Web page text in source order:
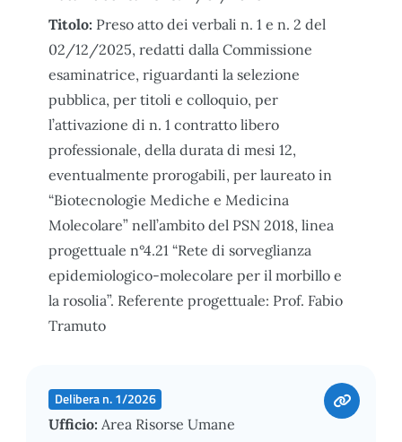
Titolo: Preso atto dei verbali n. 1 e n. 2 del
02/12/2025, redatti dalla Commissione
esaminatrice, riguardanti la selezione
pubblica, per titoli e colloquio, per
l’attivazione di n. 1 contratto libero
professionale, della durata di mesi 12,
eventualmente prorogabili, per laureato in
“Biotecnologie Mediche e Medicina
Molecolare” nell’ambito del PSN 2018, linea
progettuale n°4.21 “Rete di sorveglianza
epidemiologico-molecolare per il morbillo e
la rosolia”. Referente progettuale: Prof. Fabio
Tramuto
Delibera n. 1/2026
Ufficio: Area Risorse Umane